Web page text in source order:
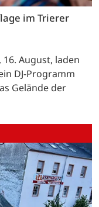
im Trierer
16. August, laden
DJ-Programm
Gelände der